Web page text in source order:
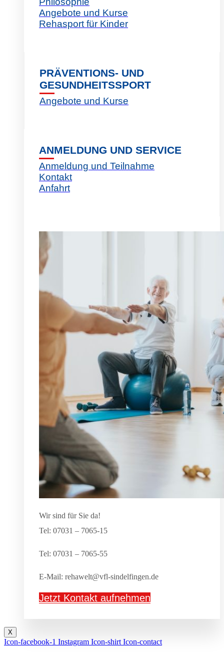
Angebote und Kurse
Rehasport für Kinder
PRÄVENTIONS- UND
GESUNDHEITSSPORT
Angebote und Kurse
ANMELDUNG UND SERVICE
Anmeldung und Teilnahme
Kontakt
Anfahrt
Wir sind für Sie da!
Tel: 07031 – 7065-15
Tel: 07031 – 7065-55
E-Mail: rehawelt@vfl-sindelfingen.de
Jetzt Kontakt aufnehmen
X
Icon-facebook-1 Instagram Icon-shirt Icon-contact